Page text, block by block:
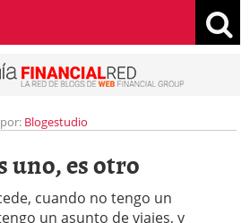
Blogestudio
uno, es otro
cuando no tengo un
un asunto de viajes, y